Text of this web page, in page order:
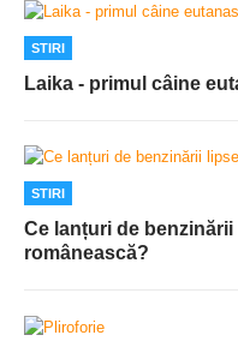
STIRI
Laika - primul câine
STIRI
Ce lanțuri de
românească?